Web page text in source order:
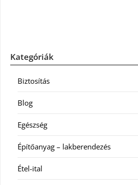
Kategóriák
Biztosítás
Blog
Egészség
Építőanyag – lakberendezés
Étel-ital